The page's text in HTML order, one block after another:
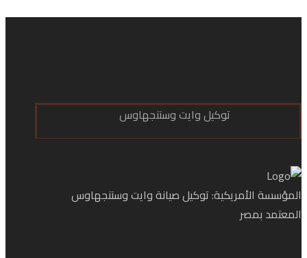
توكيل وايت وستنجهاوس
المؤسسة الأمريكية: توكيل صيانة وايت وستنجهاوس
المعتمد بمصر